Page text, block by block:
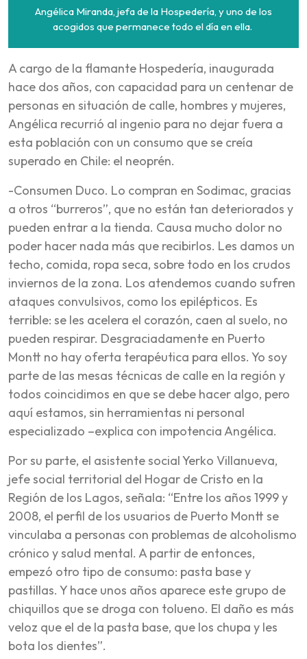
Angélica Miranda, jefa de la Hospedería, y uno de los
acogidos que permanece todo el día en ella.
A cargo de la flamante Hospedería, inaugurada
hace dos años, con capacidad para un centenar de
personas en situación de calle, hombres y mujeres,
Angélica recurrió al ingenio para no dejar fuera a
esta población con un consumo que se creía
superado en Chile: el neoprén.
-Consumen Duco. Lo compran en Sodimac, gracias
a otros “burreros”, que no están tan deteriorados y
pueden entrar a la tienda. Causa mucho dolor no
poder hacer nada más que recibirlos. Les damos un
techo, comida, ropa seca, sobre todo en los crudos
inviernos de la zona. Los atendemos cuando sufren
ataques convulsivos, como los epilépticos. Es
terrible: se les acelera el corazón, caen al suelo, no
pueden respirar. Desgraciadamente en Puerto
Montt no hay oferta terapéutica para ellos. Yo soy
parte de las mesas técnicas de calle en la región y
todos coincidimos en que se debe hacer algo, pero
aquí estamos, sin herramientas ni personal
especializado –explica con impotencia Angélica.
Por su parte, el asistente social Yerko Villanueva,
jefe social territorial del Hogar de Cristo en la
Región de los Lagos, señala: “Entre los años 1999 y
2008, el perfil de los usuarios de Puerto Montt se
vinculaba a personas con problemas de alcoholismo
crónico y salud mental. A partir de entonces,
empezó otro tipo de consumo: pasta base y
pastillas. Y hace unos años aparece este grupo de
chiquillos que se droga con tolueno. El daño es más
veloz que el de la pasta base, que los chupa y les
bota los dientes”.